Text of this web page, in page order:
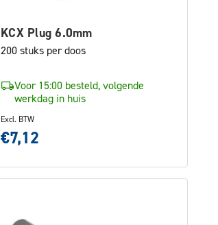
KCX Plug 6.0mm
200 stuks per doos
Voor 15:00 besteld, volgende
werkdag in huis
Excl. BTW
€7,12